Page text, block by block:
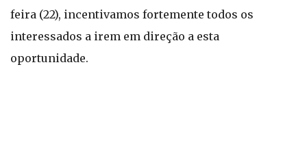
feira (22), incentivamos fortemente todos os
interessados a irem em direção a esta
oportunidade.